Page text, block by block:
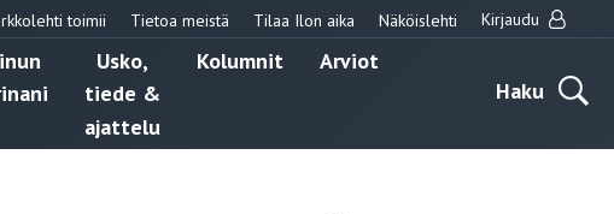
toimii Tietoa meistä Tilaa Ilon aika Näköislehti Kirjaudu
Usko,
tiede &
ajattelu
Kolumnit
Arviot
Haku